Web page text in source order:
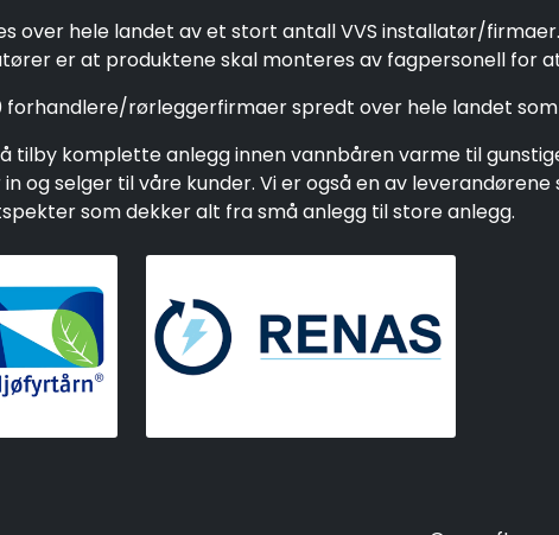
over hele landet av et stort antall VVS installatør/
er at produktene skal monteres av fagpersonell for
forhandlere/rørleggerfirmaer spredt over hele landet
tilby komplette anlegg innen vannbåren varme til
og selger til våre kunder. Vi er også en av
som dekker alt fra små anlegg til store anlegg.